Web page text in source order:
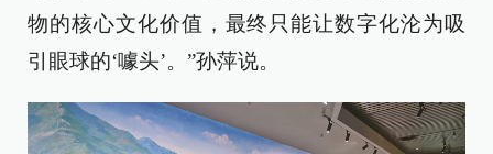
物的核心文化价值，最终只能让数字化沦为吸
引眼球的‘噱头’。”孙萍说。